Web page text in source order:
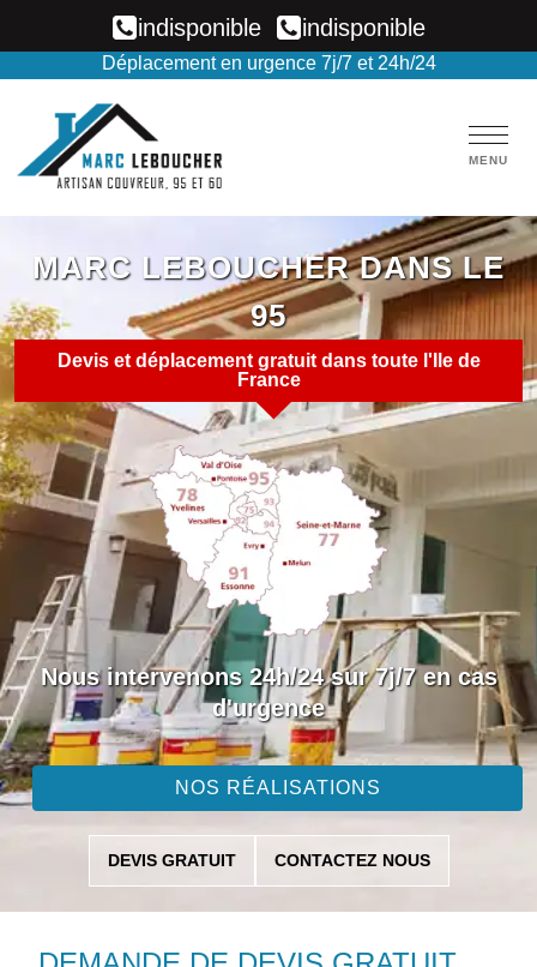
indisponible indisponible
Déplacement en urgence 7j/7 et 24h/24
MENU
MARC LEBOUCHERDANS LE
95
Devis et déplacement gratuit dans toute l'Ile de
France
Nous intervenons 24h/24 sur 7j/7 en cas
d'urgence
NOS RÉALISATIONS
DEVIS GRATUIT CONTACTEZ NOUS